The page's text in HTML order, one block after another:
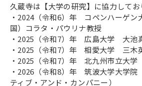
久蔵寺は【大学の研究】に協力してお
・2024（令和6）年 コペンハーゲン
国）コラタ・パウリナ教授
・2025（令和7）年 広島大学 大池
・2025（令和7）年 相愛大学 三木
・2025（令和7）年 北九州市立大
・2026（令和8）年 筑波大学大学
ティブ・アンド・カンパニー）